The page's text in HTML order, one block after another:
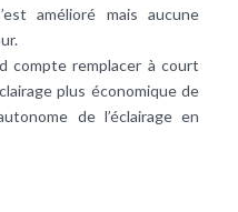
amélioré mais aucune
compte remplacer à court
plus économique de
de l’éclairage en